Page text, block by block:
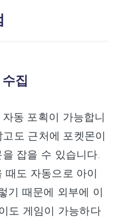
집
동 포획이 가능합니
도 근처에 포켓몬이
잡을 수 있습니다.
때도 자동으로 아이
기 때문에 외부에 이
도 게임이 가능하다